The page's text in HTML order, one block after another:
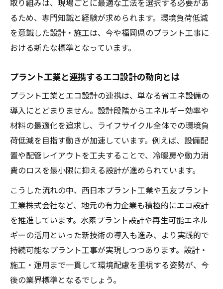
るため、専門知識と経験が求められます。環境負荷低減
を意識した設計・施工は、今や福岡県のプラント工事に
おける新たな標準となっています。
プラント工業と連携するエコ設計の動向とは
プラント工業とエコ設計の連携は、単なる省エネ設備の
導入にとどまりません。設計段階からエネルギー効率や
材料の最適化を追求し、ライフサイクル全体での環境負
荷低減を目指す動きが加速しています。例えば、設備配
置や配管レイアウトを工夫することで、冷暖房や動力消
費のロスを最小限に抑える設計が進められています。
こうした流れの中、西日本プラント工業や五友プラント
工業株式会社など、地元の有力企業も積極的にエコ設計
を推進しています。水素プラント設計や再生可能エネル
ギーの活用といった新技術の導入も進み、より実践的で
持続可能なプラント工事が実現しつつあります。設計・
施工・運用まで一貫して環境配慮を重視する姿勢が、今
後の業界標準となるでしょう。